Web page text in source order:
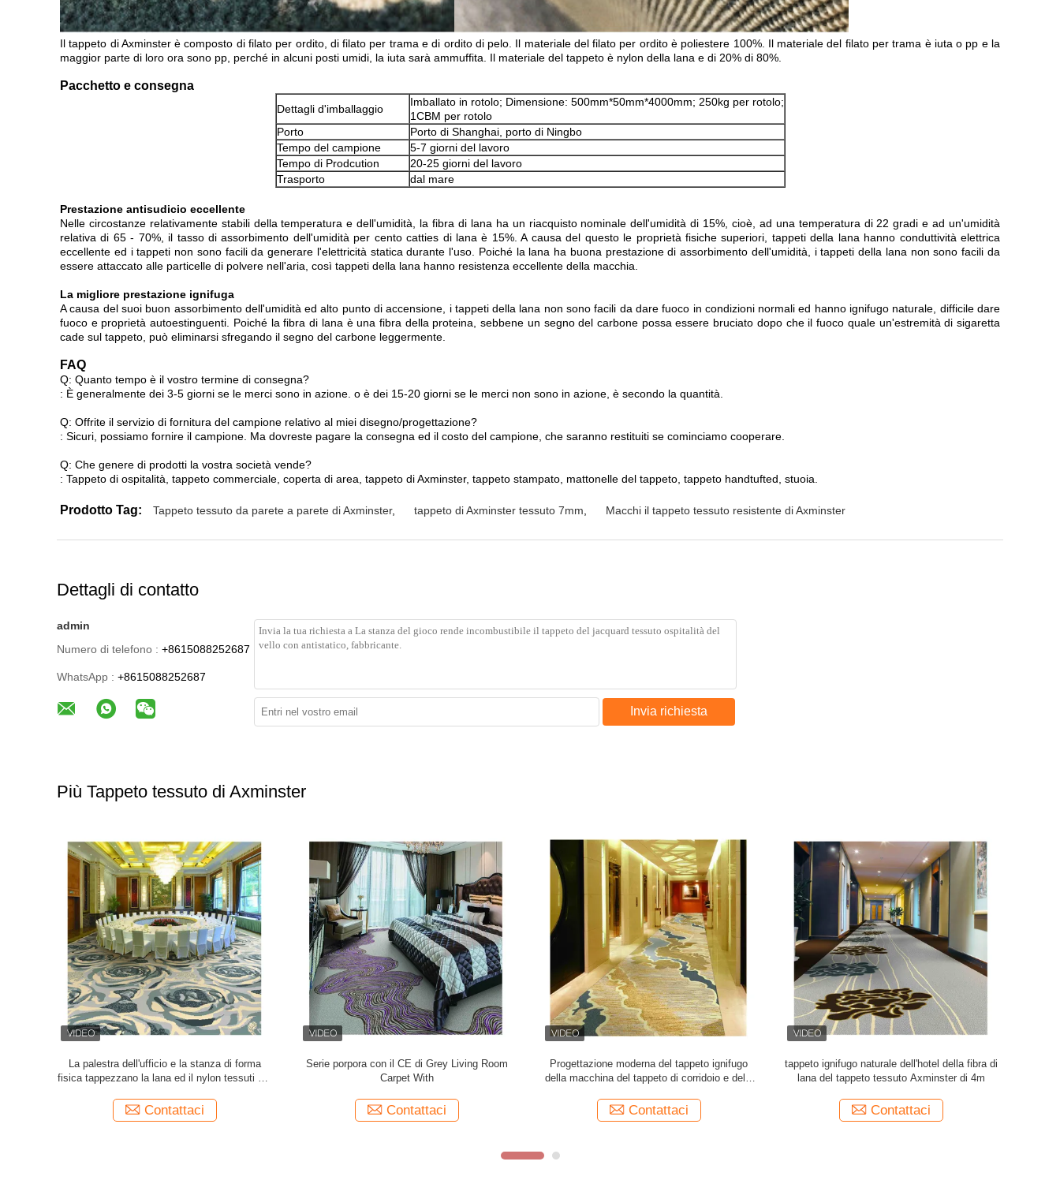
Il tappeto di Axminster è composto di filato per ordito, di filato per trama e di ordito di pelo. Il materiale del filato per ordito è poliestere 100%. Il materiale del filato per trama è iuta o pp e la
maggior parte di loro ora sono pp, perché in alcuni posti umidi, la iuta sarà ammuffita. Il materiale del tappeto è nylon della lana e di 20% di 80%.
Pacchetto e consegna
Dettagli d'imballaggio
Imballato in rotolo; Dimensione: 500mm*50mm*4000mm; 250kg per rotolo;
1CBM per rotolo
Porto
Porto di Shanghai, porto di Ningbo
Tempo del campione
5-7 giorni del lavoro
Tempo di Prodcution
20-25 giorni del lavoro
Trasporto
dal mare
Prestazione antisudicio eccellente
Nelle circostanze relativamente stabili della temperatura e dell'umidità, la fibra di lana ha un riacquisto nominale dell'umidità di 15%, cioè, ad una temperatura di 22 gradi e ad un'umidità
relativa di 65 - 70%, il tasso di assorbimento dell'umidità per cento catties di lana è 15%. A causa del questo le proprietà fisiche superiori, tappeti della lana hanno conduttività elettrica
eccellente ed i tappeti non sono facili da generare l'elettricità statica durante l'uso. Poiché la lana ha buona prestazione di assorbimento dell'umidità, i tappeti della lana non sono facili da
essere attaccato alle particelle di polvere nell'aria, così tappeti della lana hanno resistenza eccellente della macchia.
La migliore prestazione ignifuga
A causa del suoi buon assorbimento dell'umidità ed alto punto di accensione, i tappeti della lana non sono facili da dare fuoco in condizioni normali ed hanno ignifugo naturale, difficile dare
fuoco e proprietà autoestinguenti. Poiché la fibra di lana è una fibra della proteina, sebbene un segno del carbone possa essere bruciato dopo che il fuoco quale un'estremità di sigaretta
cade sul tappeto, può eliminarsi sfregando il segno del carbone leggermente.
FAQ
Q: Quanto tempo è il vostro termine di consegna?
: È generalmente dei 3-5 giorni se le merci sono in azione. o è dei 15-20 giorni se le merci non sono in azione, è secondo la quantità.
Q: Offrite il servizio di fornitura del campione relativo al miei disegno/progettazione?
: Sicuri, possiamo fornire il campione. Ma dovreste pagare la consegna ed il costo del campione, che saranno restituiti se cominciamo cooperare.
Q: Che genere di prodotti la vostra società vende?
: Tappeto di ospitalità, tappeto commerciale, coperta di area, tappeto di Axminster, tappeto stampato, mattonelle del tappeto, tappeto handtufted, stuoia.
Prodotto Tag: Tappeto tessuto da parete a parete di Axminster, tappeto di Axminster tessuto 7mm Macchi il tappeto tessuto resistente di Axminster
Dettagli di contatto
admin
Numero di telefono : +8615088252687
WhatsApp : +8615088252687
Invia richiesta
Più Tappeto tessuto di Axminster
tappeto tessuto ospitalità di Broadloom
Axminster di progettazione moderna 7x7 per
Contattaci
Lana tagliata del ritardo del fuoco del mucchio
e tappeto tessuto di Axminster del nylon 66
Contattaci
Il casinò tappezza il tappeto di lusso rosso
della lana con la tecnologia tessuta macchina
Contattaci
Il tappeto Axminster tessuto decorazione
dell'ingresso dell'hotel tappezza ignifugo
Contattaci